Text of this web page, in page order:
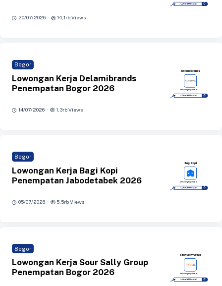
20/07/2026 · 14,1rb Views
Bogor
Lowongan Kerja Delamibrands
Penempatan Bogor 2026
14/07/2026 · 1,3rb Views
Bogor
Lowongan Kerja Bagi Kopi
Penempatan Jabodetabek 2026
05/07/2026 · 5,5rb Views
Bogor
Lowongan Kerja Sour Sally Group
Penempatan Bogor 2026